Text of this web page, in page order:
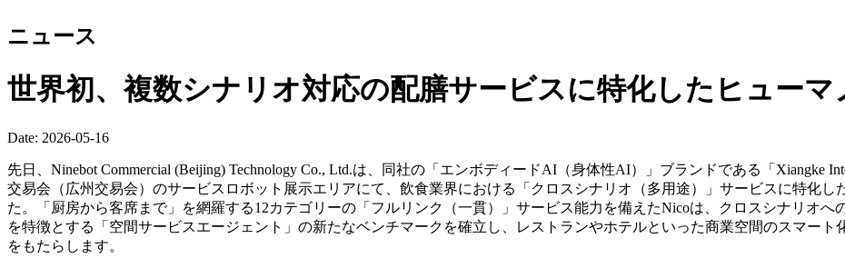
ニュース
世界初、複数シナリオ対応の配膳サービスに特化したヒュー
Date: 2026-05-16
先日、Ninebot Commercial (Beijing) Technology Co., Ltd.は、同社の「エンボディードAI（身体性AI）」ブランドである「Xiangke
交易会（広州交易会）のサービスロボット展示エリアにて、飲食業界における「クロスシナリオ（多用途）」サービスに特化
た。「厨房から客席まで」を網羅する12カテゴリーの「フルリンク（一貫）」サービス能力を備えたNicoは、クロスシナリオ
を特徴とする「空間サービスエージェント」の新たなベンチマークを確立し、レストランやホテルといった商業空間のスマー
をもたらします。